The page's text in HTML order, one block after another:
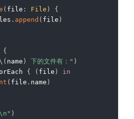
( file : File )
{
. append ( file )
{
\( name ) 下的文件有：" )
{ ( file )
in
( file . name )
)